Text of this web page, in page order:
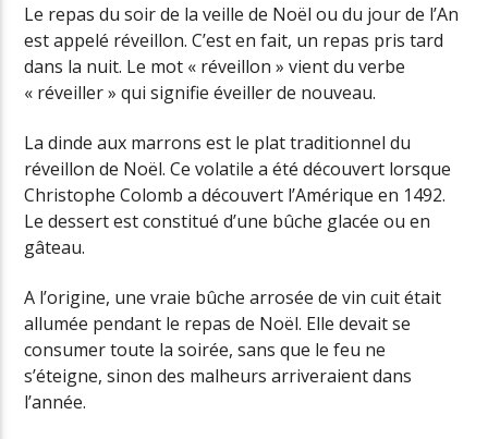
Le repas du soir de la veille de Noël ou du jour de l’An
est appelé réveillon. C’est en fait, un repas pris tard
dans la nuit. Le mot « réveillon » vient du verbe
« réveiller » qui signifie éveiller de nouveau.
La dinde aux marrons est le plat traditionnel du
réveillon de Noël. Ce volatile a été découvert lorsque
Christophe Colomb a découvert l’Amérique en 1492.
Le dessert est constitué d’une bûche glacée ou en
gâteau.
A l’origine, une vraie bûche arrosée de vin cuit était
allumée pendant le repas de Noël. Elle devait se
consumer toute la soirée, sans que le feu ne
s’éteigne, sinon des malheurs arriveraient dans
l’année.